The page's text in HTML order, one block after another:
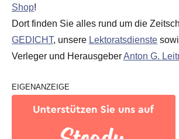
Shop!
Dort finden Sie alles rund um die
GEDICHT, unsere Lektoratsdienste
Verleger und HerausgeberAnton G.
EIGENANZEIGE